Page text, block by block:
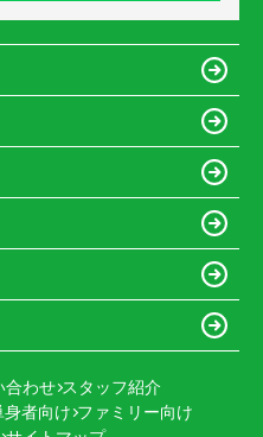
合わせ スタッフ紹介
身者向け ファミリー向け